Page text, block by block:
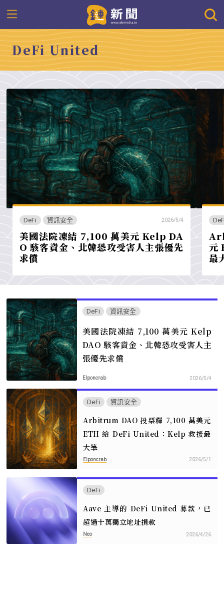
DeFi United
DeFi 資訊安全 2026/5/4
美國法院凍結 7,100 萬美元 Kelp DA
O 駭客資金、北韓恐攻受害人主張優先
求償
元
最
DeFi 資訊安全
美國法院凍結 7,100 萬美元 Kelp
DAO 駭客資金、北韓恐攻受害人主
張優先求償
Elponcrab 2026/5/4
DeFi 資訊安全
Arbitrum DAO 投票釋 7,100 萬美元
ETH 給 DeFi United：Kelp 救援最
大筆
Elponcrab 2026/5/1
DeFi
Aave 主導的 DeFi United 募款，已
超過十萬獨立地址捐款
Neo 2026/4/26